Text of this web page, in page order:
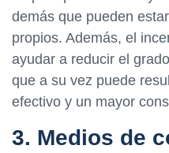
demás que pueden
propios. Además, el
ayudar a reducir el
que a su vez puede
efectivo y un mayor
3. Medios de